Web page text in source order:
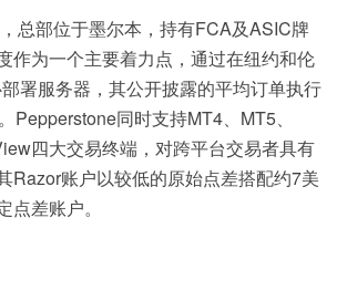
总部位于墨尔本，持有FCA及ASIC牌
作为一个主要着力点，通过在纽约和伦
署服务器，其公开披露的平均订单执行
Pepperstone同时支持MT4、MT5、
四大交易终端，对跨平台交易者具有
Razor账户以较低的原始点差搭配约7美
差账户。